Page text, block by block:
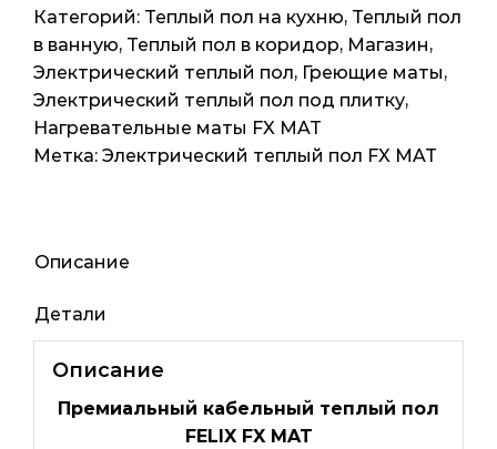
тефлоновой
изоляции
FELIX
FX
MAT
(Корея)
(6мп)
пол
Категорий: Теплый пол на кухню, Теплый пол
в ванную, Теплый пол в коридор, Магазин,
Электрический теплый пол, Греющие маты,
Электрический теплый пол под плитку,
Нагревательные маты FX MAT
Метка: Электрический теплый пол FX MAT
Описание
Детали
Описание
Премиальный кабельный теплый пол
FELIX FX MAT